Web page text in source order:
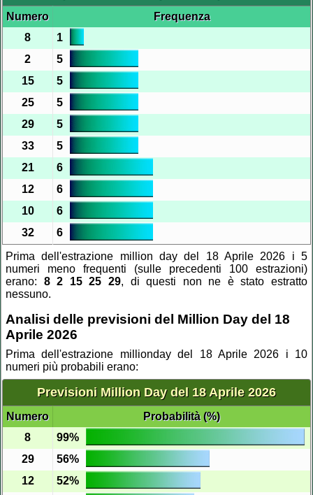
Numero
Frequenza
8
1
2
5
15
5
25
5
29
5
33
5
21
6
12
6
10
6
32
6
Prima dell'estrazione million day del 18 Aprile 2026 i 5
numeri meno frequenti (sulle precedenti 100 estrazioni)
erano: 8 2 15 25 29, di questi non ne è stato estratto
nessuno.
Analisi delle previsioni del Million Day del 18
Aprile 2026
Prima dell'estrazione millionday del 18 Aprile 2026 i 10
numeri più probabili erano:
Previsioni Million Day del 18 Aprile 2026
Numero
Probabilità (%)
8
99%
29
56%
12
52%